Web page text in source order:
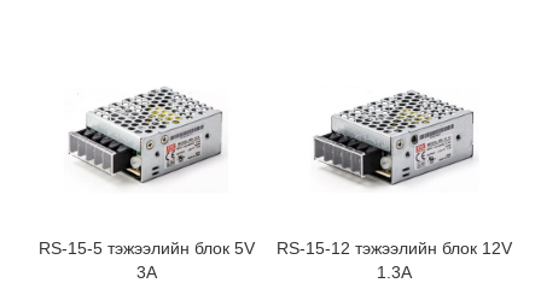
RS-15-5 тэжээлийн блок 5V
3A
RS-15-12 тэжээлийн блок 12V
1.3A